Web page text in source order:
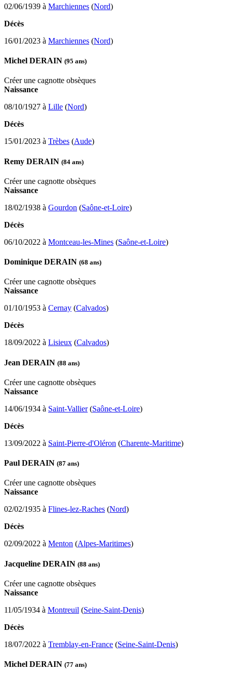
02/06/1939 à Marchiennes (Nord)
Décès
16/01/2023 à Marchiennes (Nord)
Michel DERAIN (95 ans)
Créer une cagnotte obsèques
Naissance
08/10/1927 à Lille (Nord)
Décès
15/01/2023 à Trèbes (Aude)
Remy DERAIN (84 ans)
Créer une cagnotte obsèques
Naissance
18/02/1938 à Gourdon (Saône-et-Loire)
Décès
06/10/2022 à Montceau-les-Mines (Saône-et-Loire)
Dominique DERAIN (68 ans)
Créer une cagnotte obsèques
Naissance
01/10/1953 à Cernay (Calvados)
Décès
18/09/2022 à Lisieux (Calvados)
Jean DERAIN (88 ans)
Créer une cagnotte obsèques
Naissance
14/06/1934 à Saint-Vallier(Saône-et-Loire)
Décès
13/09/2022 à Saint-Pierre-d'Oléron (Charente-Maritime)
Paul DERAIN (87 ans)
Créer une cagnotte obsèques
Naissance
02/02/1935 à Flines-lez-Raches (Nord)
Décès
02/09/2022 à Menton (Alpes-Maritimes)
Jacqueline DERAIN (88 ans)
Créer une cagnotte obsèques
Naissance
11/05/1934 à Montreuil (Seine-Saint-Denis)
Décès
18/07/2022 à Tremblay-en-France (Seine-Saint-Denis)
Michel DERAIN (77 ans)